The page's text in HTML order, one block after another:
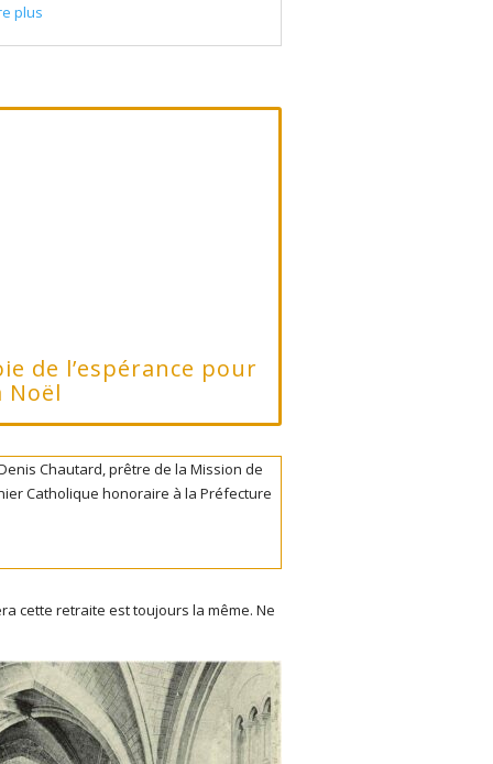
plus
de l’espérance pour
Noël
Chautard, prêtre de la Mission de
Catholique honoraire à la Préfecture
cette retraite est toujours la même. Ne